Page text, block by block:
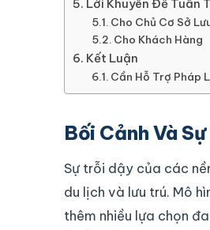
Lời Khuyên Để Tuân
Cho Chủ Cơ Sở
Cho Khách Hàng
Kết Luận
Cần Hỗ Trợ Pháp
Bối Cảnh Và
Sự trỗi dậy của các
du lịch và lưu trú. Mô
thêm nhiều lựa chọn